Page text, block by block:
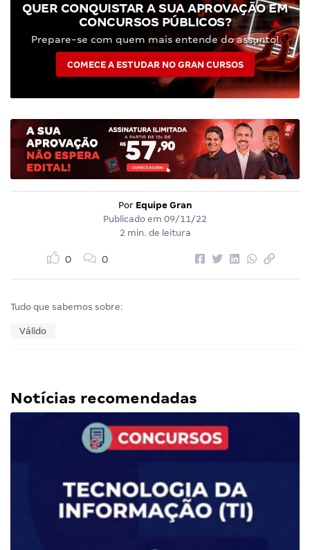
QUER CONQUISTAR A SUA APROVAÇÃO EM
CONCURSOS PÚBLICOS?
Prepare-se com quem mais entende do assunto!
COMECE A ESTUDAR NO GRAN CURSOS
Por Equipe Gran
Publicado em 09/11/22
2 min. de leitura
0 0
Tudo que sabemos sobre:
Válido
Notícias recomendadas